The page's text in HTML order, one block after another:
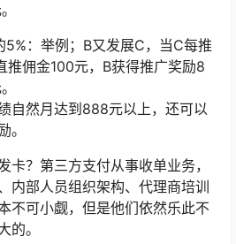
：举例；B又发展C，当C每推
推佣金100元，B获得推广奖励8
自然月达到888元以上，还可以
。
卡？第三方支付从事收单业务，
内部人员组织架构、代理商培训
不可小觑，但是他们依然乐此不
的。